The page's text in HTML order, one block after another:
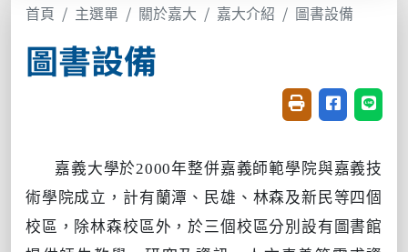
首頁 主選單 關於嘉大 嘉大介紹 圖書設備
圖書設備
友善列印(開新視
分享至臉書
分享
嘉義大學於2000年整併嘉義師範學院與嘉義技
術學院成立，計有蘭潭、民雄、林森及新民等四個
校區，除林森校區外，於三個校區分別設有圖書館